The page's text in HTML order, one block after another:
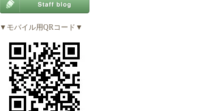
▼モバイル用QRコード▼